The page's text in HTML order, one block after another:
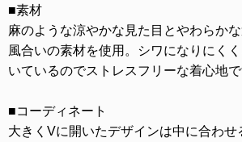
■素材
麻のような涼やかな見た目とやわらか
風合いの素材を使用。シワになりにく
いているのでストレスフリーな着心地で
■コーディネート
大きくVに開いたデザインは中に合わ